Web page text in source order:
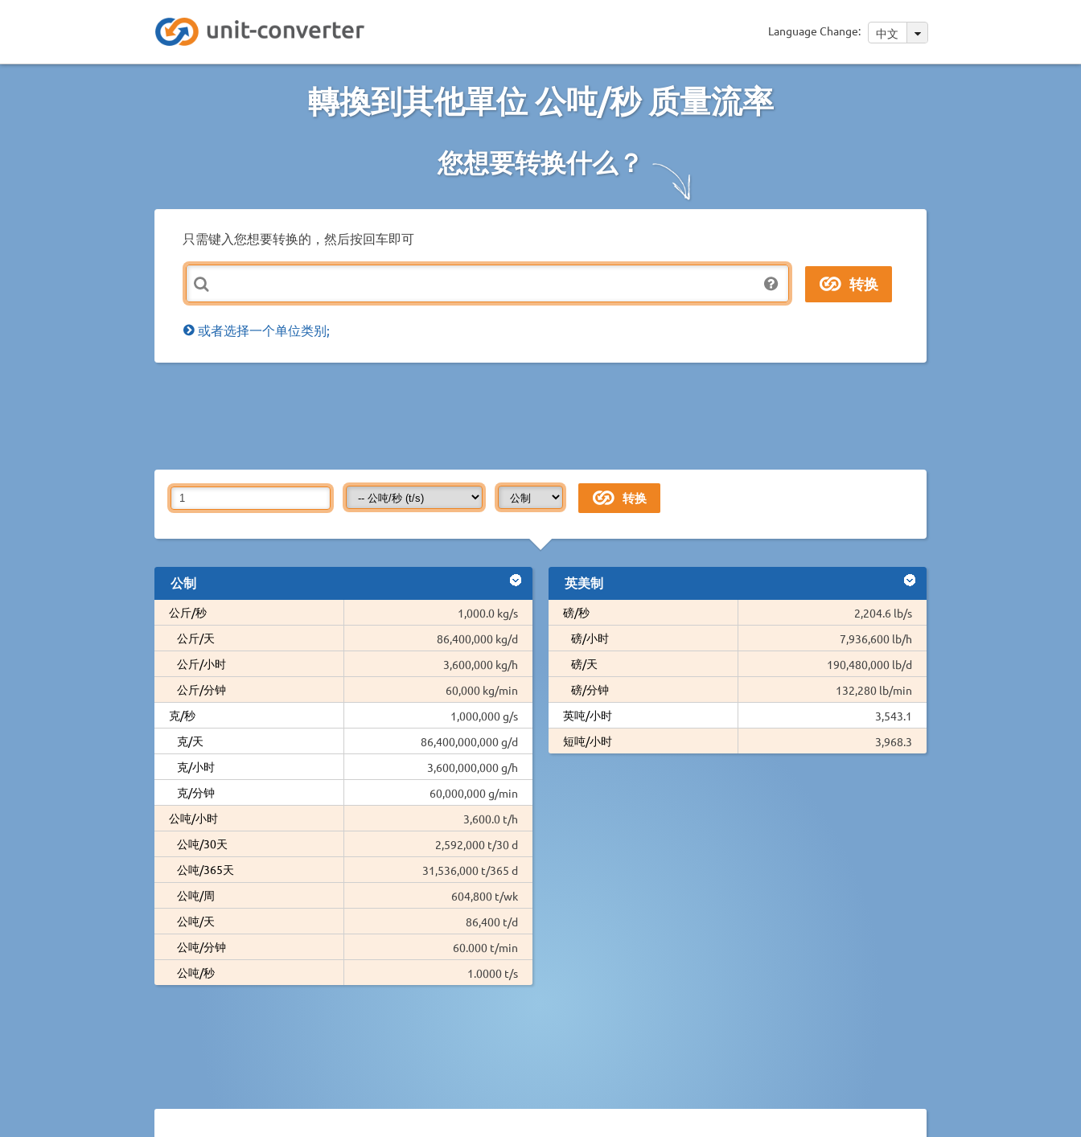
Language Change: 中文
轉換到其他單位 公吨/秒 质量流率
您想要转换什么？
只需键入您想要转换的，然后按回车即可
或者选择一个单位类别;
公制
公斤/秒
1,000.0 kg/s
公斤/天
86,400,000 kg/d
公斤/小时
3,600,000 kg/h
公斤/分钟
60,000 kg/min
克/秒
1,000,000 g/s
克/天
86,400,000,000 g/d
克/小时
3,600,000,000 g/h
克/分钟
60,000,000 g/min
公吨/小时
3,600.0 t/h
公吨/30天
2,592,000 t/30 d
公吨/365天
31,536,000 t/365 d
公吨/周
604,800 t/wk
公吨/天
86,400 t/d
公吨/分钟
60.000 t/min
公吨/秒
1.0000 t/s
英美制
磅/秒
2,204.6 lb/s
磅/小时
7,936,600 lb/h
磅/天
190,480,000 lb/d
磅/分钟
132,280 lb/min
英吨/小时
3,543.1
短吨/小时
3,968.3